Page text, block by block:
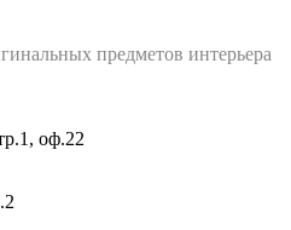
предметов интерьера
оф.22